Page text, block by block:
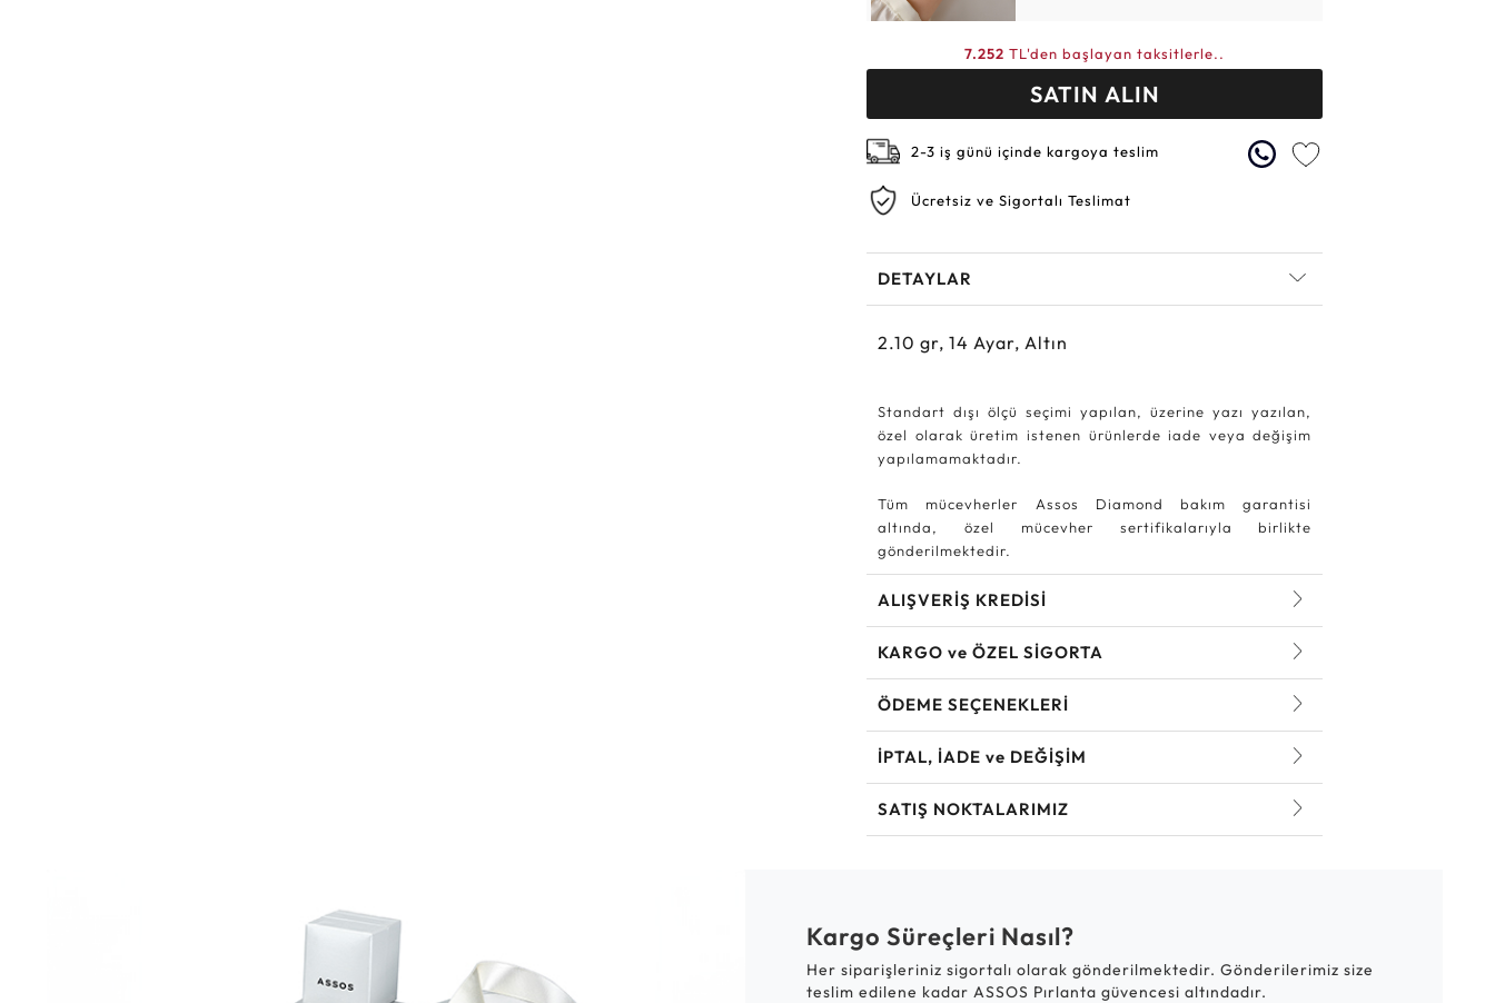
7.252 TL'den başlayan taksitlerle..
SATIN ALIN
2-3 iş günü içinde kargoya teslim
Ücretsiz ve Sigortalı Teslimat
DETAYLAR
2.10gr,14Ayar, Altın
Standart dışı ölçü seçimi yapılan, üzerine yazı yazılan,
özel olarak üretim istenen ürünlerde iade veya değişim
yapılamamaktadır.
Tüm mücevherler Assos Diamond bakım garantisi
altında, özel mücevher sertifikalarıyla birlikte
gönderilmektedir.
ALIŞVERİŞ KREDİSİ
KARGO ve ÖZEL SİGORTA
ÖDEME SEÇENEKLERİ
İPTAL, İADE ve DEĞİŞİM
SATIŞ NOKTALARIMIZ
Kargo Süreçleri Nasıl?
Her siparişleriniz sigortalı olarak gönderilmektedir. Gönderilerimiz size
teslim edilene kadar ASSOS Pırlanta güvencesi altındadır.